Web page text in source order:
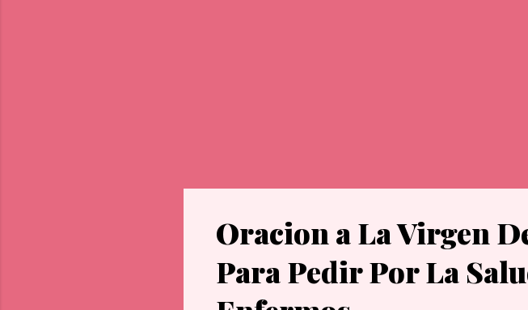
Oracion a La Virgen
Para Pedir Por La